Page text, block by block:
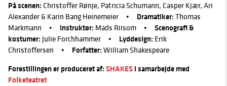
På scenen: Christoffer Rønje, Patricia Schumann, Casper Kjær, Ari
Alexander & Karin Bang Heinemeier • Dramatiker: Thomas
Markmann • Instruktør: Mads Riisom • Scenografi &
kostumer: Julie Forchhammer • Lyddesign: Erik
Christoffersen • Forfatter: William Shakespeare
Forestillingen er produceret af: SHAKES i samarbejde med
Folketeatret